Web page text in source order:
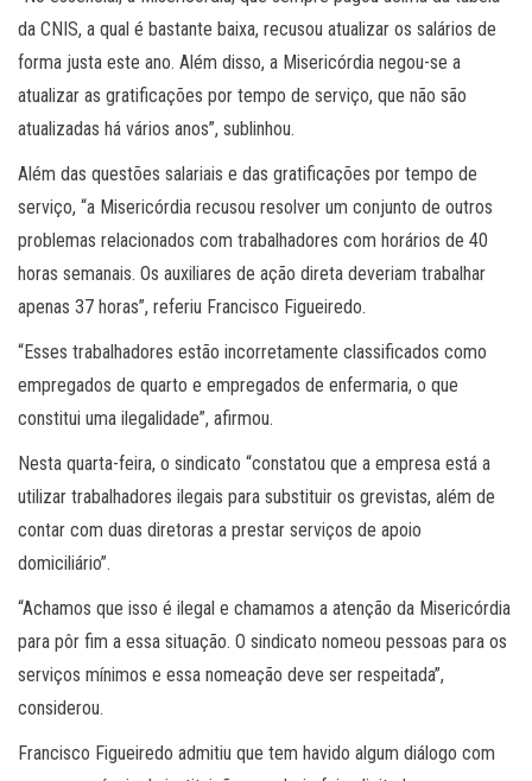
da CNIS, a qual é bastante baixa, recusou atualizar os salários de
forma justa este ano. Além disso, a Misericórdia negou-se a
atualizar as gratificações por tempo de serviço, que não são
atualizadas há vários anos”, sublinhou.
Além das questões salariais e das gratificações por tempo de
serviço, “a Misericórdia recusou resolver um conjunto de outros
problemas relacionados com trabalhadores com horários de 40
horas semanais. Os auxiliares de ação direta deveriam trabalhar
apenas 37 horas”, referiu Francisco Figueiredo.
“Esses trabalhadores estão incorretamente classificados como
empregados de quarto e empregados de enfermaria, o que
constitui uma ilegalidade”, afirmou.
Nesta quarta-feira, o sindicato “constatou que a empresa está a
utilizar trabalhadores ilegais para substituir os grevistas, além de
contar com duas diretoras a prestar serviços de apoio
domiciliário”.
“Achamos que isso é ilegal e chamamos a atenção da Misericórdia
para pôr fim a essa situação. O sindicato nomeou pessoas para os
serviços mínimos e essa nomeação deve ser respeitada”,
considerou.
Francisco Figueiredo admitiu que tem havido algum diálogo com